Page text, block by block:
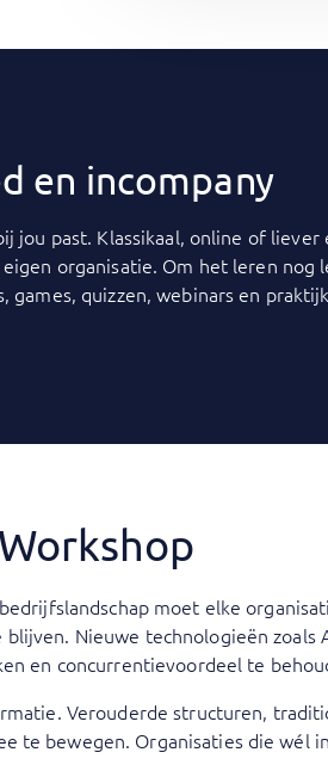
en incompany
jou past. Klassikaal, online of
organisatie. Om het leren
games, quizzen, webinars en
moet elke
Nieuwe technologieën
en concurrentievoordeel te
Verouderde structuren,
te bewegen. Organisaties die wél